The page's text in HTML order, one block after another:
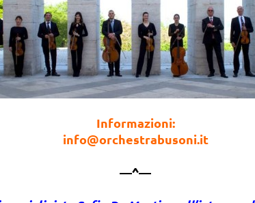
Informazioni:
info@orchestrabusoni.it
—^—